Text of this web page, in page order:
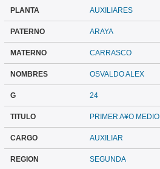
PLANTA AUXILIARES
PATERNO ARAYA
MATERNO CARRASCO
NOMBRES OSVALDO ALEX
G 24
TITULO PRIMER A¥O MEDIO
CARGO AUXILIAR
REGION SEGUNDA